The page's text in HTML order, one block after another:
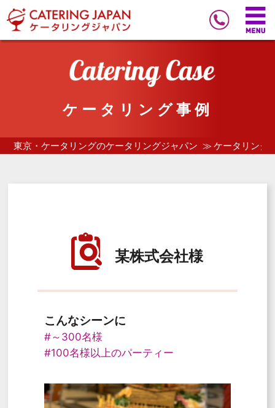
ケータリング事例
東京・ケータリングのケータリングジャパン ケータリング
某株式会社様
こんなシーンに
#～300名様
#100名様以上のパーティー